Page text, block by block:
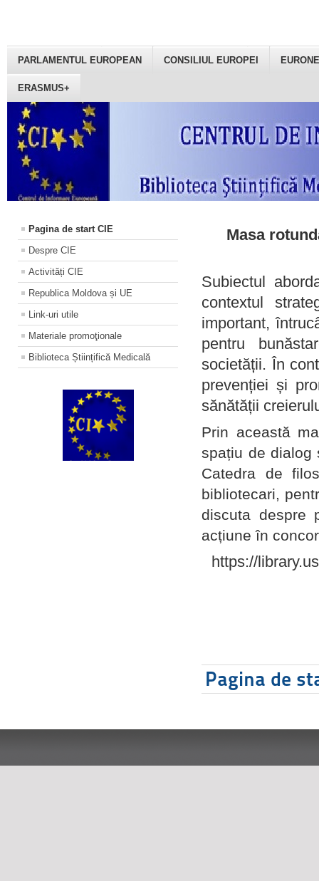
PARLAMENTUL EUROPEAN CONSILIUL EUROPEI
ERASMUS+
Pagina de start CIE
Despre CIE
Activități CIE
Republica Moldova și UE
Link-uri utile
Materiale promoţionale
Biblioteca Științifică Medicală
Masa
Subiectul
contextul
important,
pentru
societății. În
prevenției și
sănătății
Prin această
spațiu de dialog
Catedra de
bibliotecari,
discuta despre
acțiune în
https://
Pagina de